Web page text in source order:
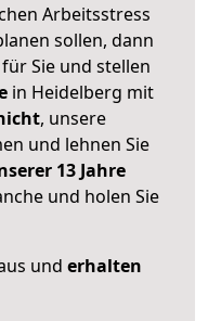
Arbeitsstress
sollen, dann
Sie und stellen
in Heidelberg mit
, unsere
und lehnen Sie
13 Jahre
und holen Sie
und erhalten